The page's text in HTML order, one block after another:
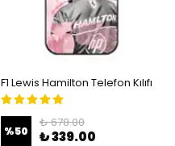
F1 Lewis Hamilton Telefon Kılıfı
%50
₺ 678.00
₺ 339.00